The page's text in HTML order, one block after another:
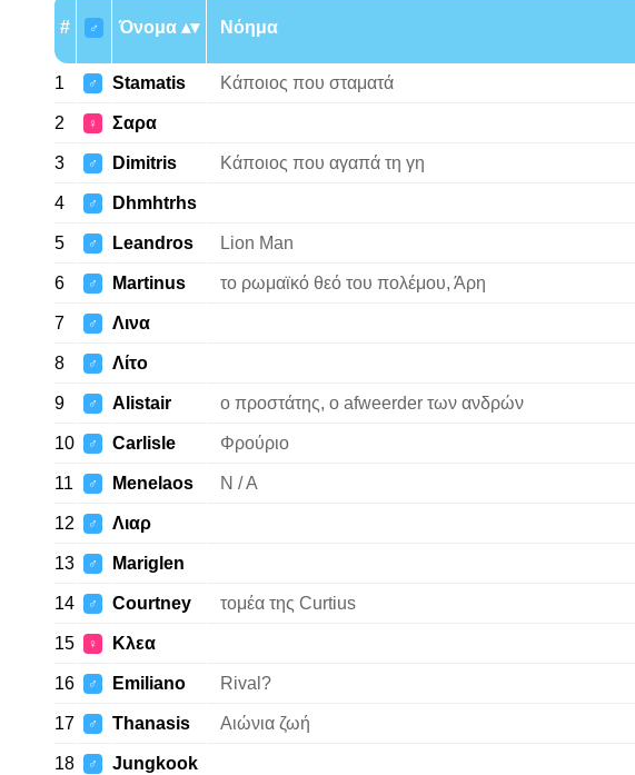
# ♂ Όνομα Νόημα
1 ♂ Stamatis Κάποιος που σταματά
2 ♀ Σαρα
3 ♂ Dimitris Κάποιος που αγαπά τη γη
4 ♂ Dhmhtrhs
5 ♂ Leandros Lion Man
6 ♂ Martinus το ρωμαϊκό θεό του πολέμου, Άρη
7 ♂ Λινα
8 ♂ Λίτο
9 ♂ Alistair ο προστάτης, ο afweerder των ανδρών
10 ♂ Carlisle Φρούριο
11 ♂ Menelaos N / A
12 ♂ Λιαρ
13 ♂ Mariglen
14 ♂ Courtney τομέα της Curtius
15 ♀ Κλεα
16 ♂ Emiliano Rival?
17 ♂ Thanasis Αιώνια ζωή
18 ♂ Jungkook